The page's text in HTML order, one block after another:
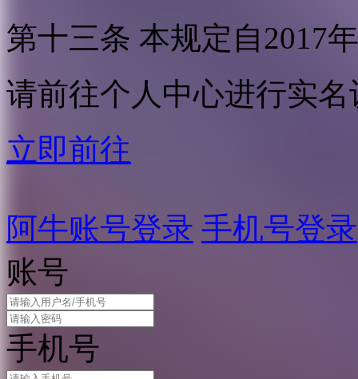
第十三条 本规定自2017
请前往个人中心进行实名
立即前往
阿牛账号登录 手机号登录
账号
手机号